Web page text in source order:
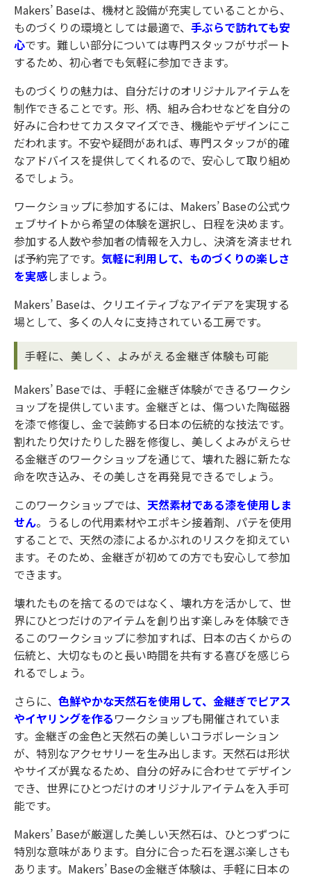
Makers’ Baseは、機材と設備が充実していることから、
ものづくりの環境としては最適で、 手ぶらで訪れても安
心です。難しい部分については専門スタッフがサポート
するため、初心者でも気軽に参加できます。
ものづくりの魅力は、自分だけのオリジナルアイテムを
制作できることです。形、柄、組み合わせなどを自分の
好みに合わせてカスタマイズでき、機能やデザインにこ
だわれます。不安や疑問があれば、専門スタッフが的確
なアドバイスを提供してくれるので、安心して取り組め
るでしょう。
ワークショップに参加するには、Makers’ Baseの公式ウ
ェブサイトから希望の体験を選択し、日程を決めます。
参加する人数や参加者の情報を入力し、決済を済ませれ
ば予約完了です。 気軽に利用して、ものづくりの楽しさ
を実感しましょう。
Makers’ Baseは、クリエイティブなアイデアを実現する
場として、多くの人々に支持されている工房です。
手軽に、美しく、よみがえる金継ぎ体験も可能
Makers’ Baseでは、手軽に金継ぎ体験ができるワークシ
ョップを提供しています。金継ぎとは、傷ついた陶磁器
を漆で修復し、金で装飾する日本の伝統的な技法です。
割れたり欠けたりした器を修復し、美しくよみがえらせ
る金継ぎのワークショップを通じて、壊れた器に新たな
命を吹き込み、その美しさを再発見できるでしょう。
このワークショップでは、 天然素材である漆を使用しま
せん。うるしの代用素材やエポキシ接着剤、パテを使用
することで、天然の漆によるかぶれのリスクを抑えてい
ます。そのため、金継ぎが初めての方でも安心して参加
できます。
壊れたものを捨てるのではなく、壊れ方を活かして、世
界にひとつだけのアイテムを創り出す楽しみを体験でき
るこのワークショップに参加すれば、日本の古くからの
伝統と、大切なものと長い時間を共有する喜びを感じら
れるでしょう。
さらに、 色鮮やかな天然石を使用して、金継ぎでピアス
やイヤリングを作るワークショップも開催されていま
す。金継ぎの金色と天然石の美しいコラボレーション
が、特別なアクセサリーを生み出します。天然石は形状
やサイズが異なるため、自分の好みに合わせてデザイン
でき、世界にひとつだけのオリジナルアイテムを入手可
能です。
Makers’ Baseが厳選した美しい天然石は、ひとつずつに
特別な意味があります。自分に合った石を選ぶ楽しさも
あります。Makers’ Baseの金継ぎ体験は、手軽に日本の